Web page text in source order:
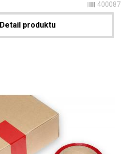
400087
Detail produktu